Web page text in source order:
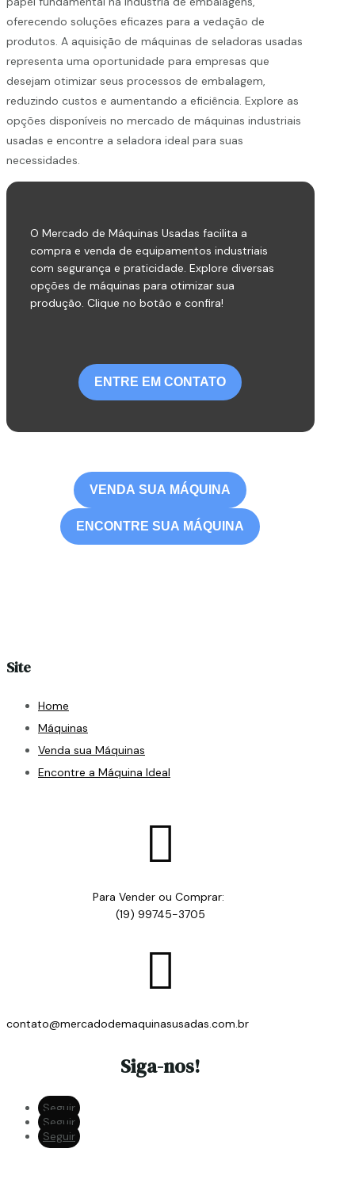
oferecendo soluções eficazes para a vedação de
produtos. A aquisição de máquinas de seladoras usadas
representa uma oportunidade para empresas que
desejam otimizar seus processos de embalagem,
reduzindo custos e aumentando a eficiência. Explore as
opções disponíveis no mercado de máquinas industriais
usadas e encontre a seladora ideal para suas
necessidades.
O Mercado de Máquinas Usadas facilita a
compra e venda de equipamentos industriais
com segurança e praticidade. Explore diversas
opções de máquinas para otimizar sua
produção. Clique no botão e confira!
ENTRE EM CONTATO
VENDA SUA MÁQUINA
ENCONTRE SUA MÁQUINA
Site
Home
Máquinas
Venda sua Máquinas
Encontre a Máquina Ideal

Para Vender ou Comprar:
(19) 99745-3705

contato@mercadodemaquinasusadas.com.br
Siga-nos!
Seguir
Seguir
Seguir